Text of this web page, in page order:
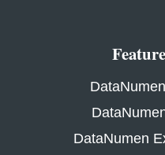
DataNumen